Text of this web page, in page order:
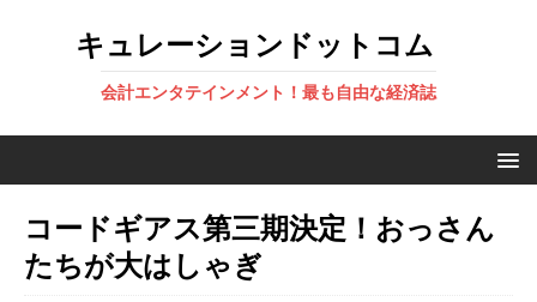
キュレーションドットコム
会計エンタテインメント！最も自由な経済誌
コードギアス第三期決定！おっさん
たちが大はしゃぎ